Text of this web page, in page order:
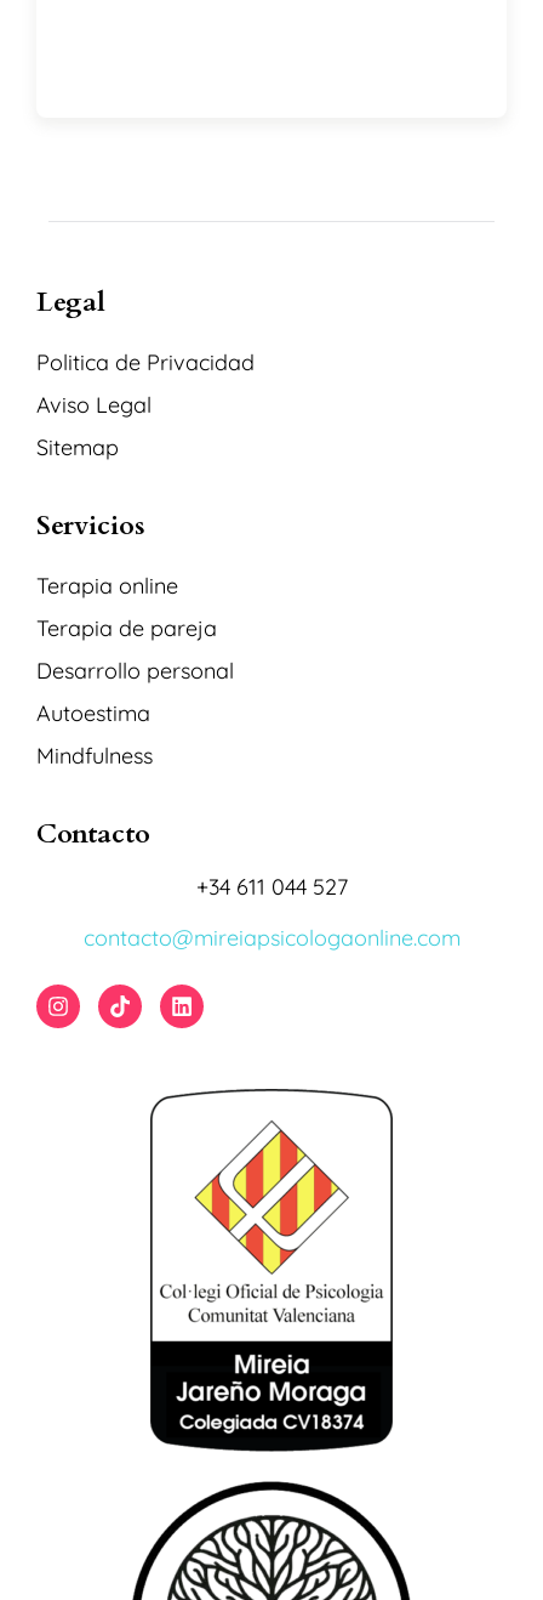
Legal
Politica de Privacidad
Aviso Legal
Sitemap
Servicios
Terapia online
Terapia de pareja
Desarrollo personal
Autoestima
Mindfulness
Contacto
+34 611 044 527
contacto@mireiapsicologaonline.com